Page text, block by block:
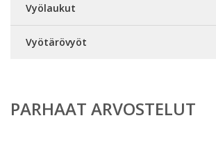
Vyölaukut
Vyötärövyöt
PARHAAT ARVOSTELUT